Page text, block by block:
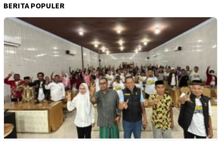
BERITA POPULER